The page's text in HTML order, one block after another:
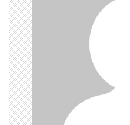
g
a
t
i
o